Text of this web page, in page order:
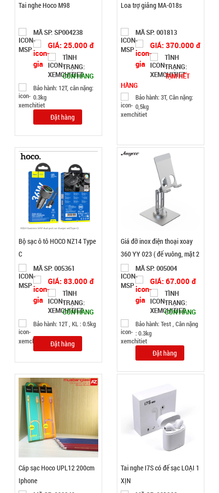
Bộ dao 5
món lưỡi
đen Buck
Mã T65S
GIÁ:
Cân nặng :
hàng
Bọc chân
chống xe
2 dây rút (
T500, Full
Vat )
TRẠNG:
Bảo
Tai nghe Hoco M98
MÃ SP: SP004238
GIÁ: 25.000 đ
TÌNH
TRẠNG:
CÒN HÀNG
Bảo hành: 12T, cân nặng:
0.3kg
Đặt hàng
Loa trợ giảng MA-018s
MÃ SP: 001813
GIÁ: 370.000 đ
TÌNH
TRẠNG:
TẠM HẾT
HÀNG
Bảo hành: 3T, Cân nặng:
0,5kg
Bộ sạc ô tô HOCO NZ14 Type
C
MÃ SP: 005361
GIÁ: 83.000 đ
TÌNH
TRẠNG:
CÒN HÀNG
Bảo hành: 12T , KL : 0.5kg
Đặt hàng
Giá đỡ inox điện thoại xoay
360 YY 023 ( đế vuông, mặt 2
chữ D, vỏ xanh mây )
MÃ SP: 005004
GIÁ: 67.000 đ
TÌNH
TRẠNG:
CÒN HÀNG
Bảo hành: Test , Cân nặng
: 0.3kg
Đặt hàng
Cáp sạc Hoco UPL12 200cm
Iphone
Tai nghe I7S có đế sạc LOẠI 1
XỊN